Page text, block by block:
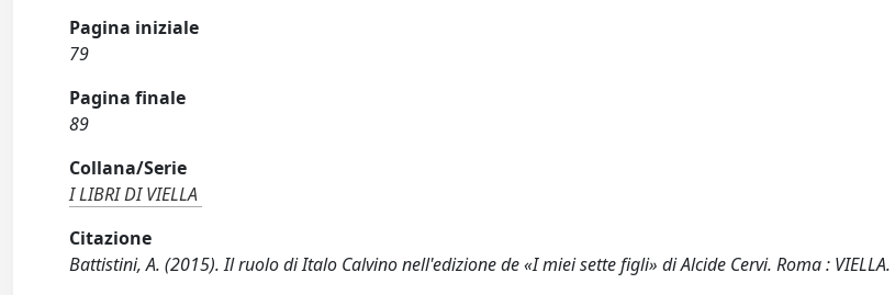
Pagina iniziale
79
Pagina finale
89
Collana/Serie
I LIBRI DI VIELLA
Citazione
Battistini, A. (2015). Il ruolo di Italo Calvino nell'edizione de «I miei sette figli» di Alcide Cervi. Roma : VIELLA.